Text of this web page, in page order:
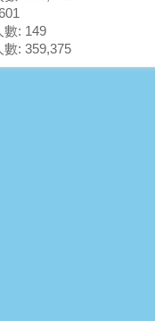
數: 149
數: 359,375